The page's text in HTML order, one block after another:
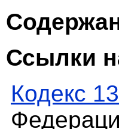
Ссылки
Кодекс